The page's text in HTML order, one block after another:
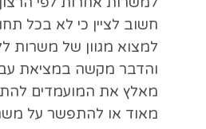
חשוב לציין כי לא בכל
למצוא מגוון של משרות
והדבר מקשה במציאת
מאלץ את המועמדים
מאוד או להתפשר על